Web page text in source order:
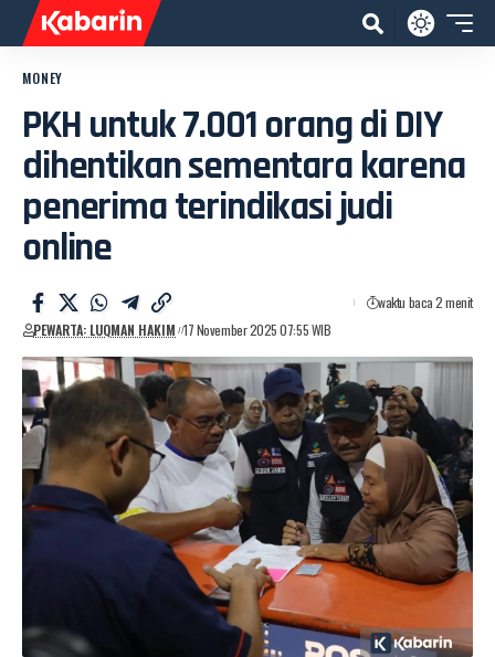
MONEY
PKH untuk 7.001 orang di DIY
dihentikan sementara karena
penerima terindikasi judi
online
PEWARTA: LUQMAN HAKIM 17 November 2025 07:55 WIB
waktu baca 2 menit